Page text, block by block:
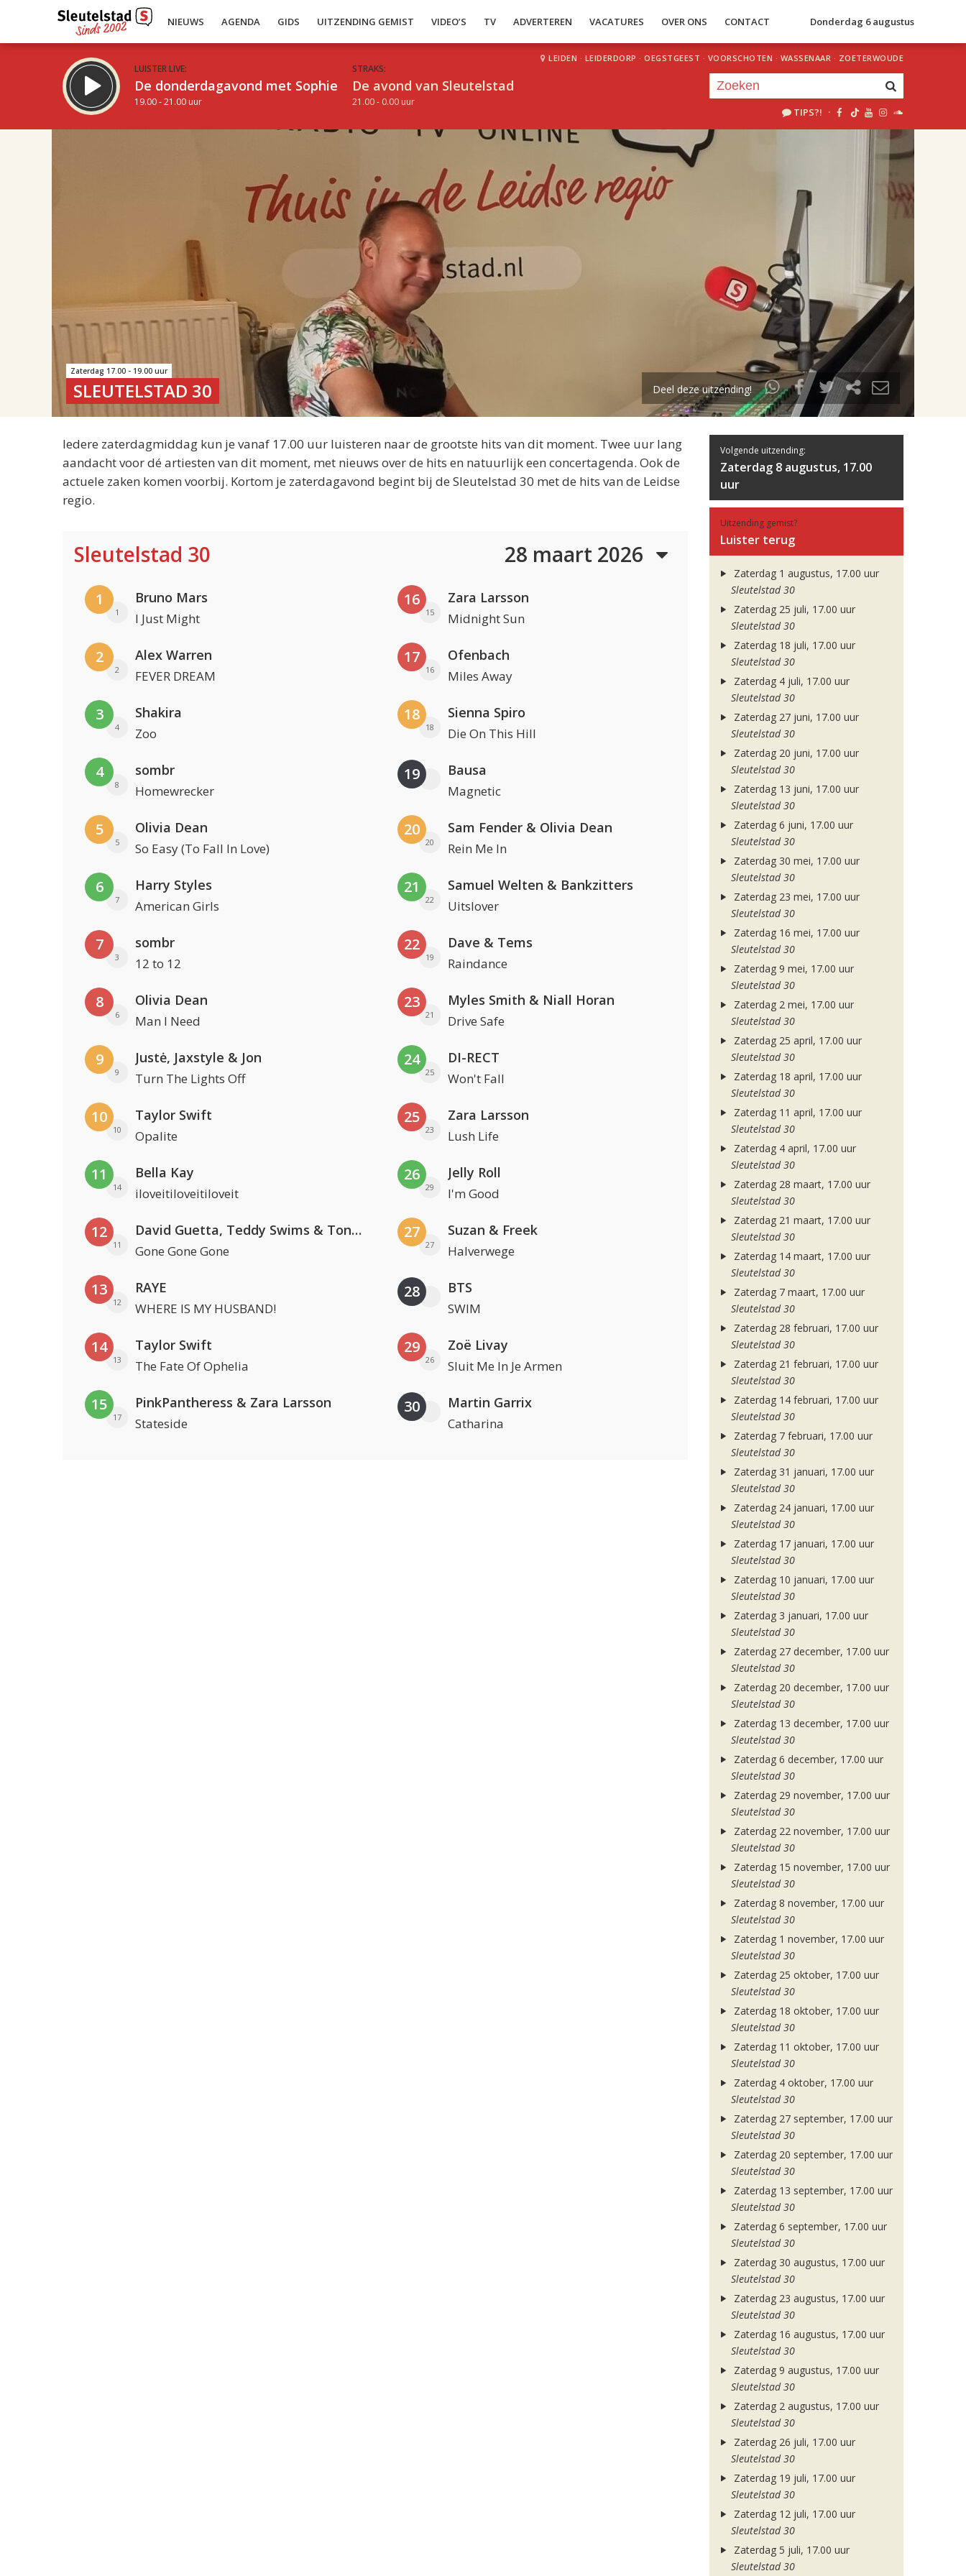
NIEUWS AGENDA GIDS UITZENDING GEMIST VIDEO’S TV ADVERTEREN VACATURES OVER ONS CONTACT Donderdag 6 augustus
LUISTER LIVE:
De donderdagavond met Sophie
19.00 - 21.00 uur
STRAKS:
De avond van Sleutelstad
21.00 - 0.00 uur
LEIDEN · LEIDERDORP · OEGSTGEEST · VOORSCHOTEN · WASSENAAR · ZOETERWOUDE
TIPS?! ·
uur 1 van 2
Volgend uur
Zaterdag 17.00 - 19.00 uur
SLEUTELSTAD 30 Deel deze uitzending!
Iedere zaterdagmiddag kun je vanaf 17.00 uur luisteren naar de grootste hits van dit moment. Twee uur lang
aandacht voor dé artiesten van dit moment, met nieuws over de hits en natuurlijk een concertagenda. Ook de
actuele zaken komen voorbij. Kortom je zaterdagavond begint bij de Sleutelstad 30 met de hits van de Leidse
regio.
Sleutelstad 30 28 maart 2026
1
1
Bruno Mars
I Just Might
2
2
Alex Warren
FEVER DREAM
3
4
Shakira
Zoo
4
8
sombr
Homewrecker
5
5
Olivia Dean
So Easy (To Fall In Love)
6
7
Harry Styles
American Girls
7
3
sombr
12 to 12
8
6
Olivia Dean
Man I Need
9
9
Justė, Jaxstyle & Jon
Turn The Lights Off
10
10
Taylor Swift
Opalite
11
14
Bella Kay
iloveitiloveitiloveit
12
11
David Guetta, Teddy Swims & Tones And I
Gone Gone Gone
13
12
RAYE
WHERE IS MY HUSBAND!
14
13
Taylor Swift
The Fate Of Ophelia
15
17
PinkPantheress & Zara Larsson
Stateside
16
15
Zara Larsson
Midnight Sun
17
16
Ofenbach
Miles Away
18
18
Sienna Spiro
Die On This Hill
19 Bausa
Magnetic
20
20
Sam Fender & Olivia Dean
Rein Me In
21
22
Samuel Welten & Bankzitters
Uitslover
22
19
Dave & Tems
Raindance
23
21
Myles Smith & Niall Horan
Drive Safe
24
25
DI-RECT
Won't Fall
25
23
Zara Larsson
Lush Life
26
29
Jelly Roll
I'm Good
27
27
Suzan & Freek
Halverwege
28 BTS
SWIM
29
26
Zoë Livay
Sluit Me In Je Armen
30 Martin Garrix
Catharina
Volgende uitzending:
Zaterdag 8 augustus, 17.00
uur
Uitzending gemist?
Luister terug
Zaterdag 1 augustus, 17.00 uur
Sleutelstad 30
Zaterdag 25 juli, 17.00 uur
Sleutelstad 30
Zaterdag 18 juli, 17.00 uur
Sleutelstad 30
Zaterdag 4 juli, 17.00 uur
Sleutelstad 30
Zaterdag 27 juni, 17.00 uur
Sleutelstad 30
Zaterdag 20 juni, 17.00 uur
Sleutelstad 30
Zaterdag 13 juni, 17.00 uur
Sleutelstad 30
Zaterdag 6 juni, 17.00 uur
Sleutelstad 30
Zaterdag 30 mei, 17.00 uur
Sleutelstad 30
Zaterdag 23 mei, 17.00 uur
Sleutelstad 30
Zaterdag 16 mei, 17.00 uur
Sleutelstad 30
Zaterdag 9 mei, 17.00 uur
Sleutelstad 30
Zaterdag 2 mei, 17.00 uur
Sleutelstad 30
Zaterdag 25 april, 17.00 uur
Sleutelstad 30
Zaterdag 18 april, 17.00 uur
Sleutelstad 30
Zaterdag 11 april, 17.00 uur
Sleutelstad 30
Zaterdag 4 april, 17.00 uur
Sleutelstad 30
Zaterdag 28 maart, 17.00 uur
Sleutelstad 30
Zaterdag 21 maart, 17.00 uur
Sleutelstad 30
Zaterdag 14 maart, 17.00 uur
Sleutelstad 30
Zaterdag 7 maart, 17.00 uur
Sleutelstad 30
Zaterdag 28 februari, 17.00 uur
Sleutelstad 30
Zaterdag 21 februari, 17.00 uur
Sleutelstad 30
Zaterdag 14 februari, 17.00 uur
Sleutelstad 30
Zaterdag 7 februari, 17.00 uur
Sleutelstad 30
Zaterdag 31 januari, 17.00 uur
Sleutelstad 30
Zaterdag 24 januari, 17.00 uur
Sleutelstad 30
Zaterdag 17 januari, 17.00 uur
Sleutelstad 30
Zaterdag 10 januari, 17.00 uur
Sleutelstad 30
Zaterdag 3 januari, 17.00 uur
Sleutelstad 30
Zaterdag 27 december, 17.00 uur
Sleutelstad 30
Zaterdag 20 december, 17.00 uur
Sleutelstad 30
Zaterdag 13 december, 17.00 uur
Sleutelstad 30
Zaterdag 6 december, 17.00 uur
Sleutelstad 30
Zaterdag 29 november, 17.00 uur
Sleutelstad 30
Zaterdag 22 november, 17.00 uur
Sleutelstad 30
Zaterdag 15 november, 17.00 uur
Sleutelstad 30
Zaterdag 8 november, 17.00 uur
Sleutelstad 30
Zaterdag 1 november, 17.00 uur
Sleutelstad 30
Zaterdag 25 oktober, 17.00 uur
Sleutelstad 30
Zaterdag 18 oktober, 17.00 uur
Sleutelstad 30
Zaterdag 11 oktober, 17.00 uur
Sleutelstad 30
Zaterdag 4 oktober, 17.00 uur
Sleutelstad 30
Zaterdag 27 september, 17.00 uur
Sleutelstad 30
Zaterdag 20 september, 17.00 uur
Sleutelstad 30
Zaterdag 13 september, 17.00 uur
Sleutelstad 30
Zaterdag 6 september, 17.00 uur
Sleutelstad 30
Zaterdag 30 augustus, 17.00 uur
Sleutelstad 30
Zaterdag 23 augustus, 17.00 uur
Sleutelstad 30
Zaterdag 16 augustus, 17.00 uur
Sleutelstad 30
Zaterdag 9 augustus, 17.00 uur
Sleutelstad 30
Zaterdag 2 augustus, 17.00 uur
Sleutelstad 30
Zaterdag 26 juli, 17.00 uur
Sleutelstad 30
Zaterdag 19 juli, 17.00 uur
Sleutelstad 30
Zaterdag 12 juli, 17.00 uur
Sleutelstad 30
Zaterdag 5 juli, 17.00 uur
Sleutelstad 30